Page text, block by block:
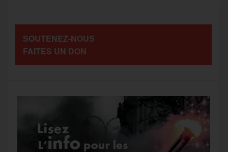
SOUTENEZ-NOUS
FAITES UN DON